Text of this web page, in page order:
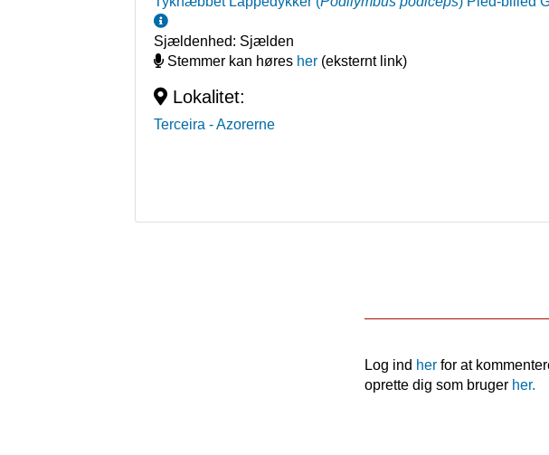
Sjældenhed: Sjælden
Stemmer kan høres her (eksternt link)
Lokalitet:
Terceira - Azorerne
Log ind her for at
oprette dig som bruger her.